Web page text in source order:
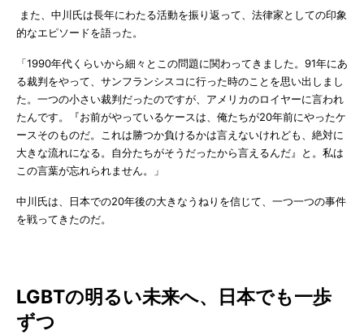
また、中川氏は長年にわたる活動を振り返って、法律家としての印象
的なエピソードを語った。
「1990年代くらいから細々とこの問題に関わってきました。91年にあ
る裁判をやって、サンフランシスコに行った時のことを思い出しまし
た。一つの小さい裁判だったのですが、アメリカのロイヤーに言われ
たんです。『お前がやっているケースは、俺たちが20年前にやったケ
ースそのものだ。これは勝つか負けるかは言えないけれども、絶対に
大きな流れになる。自分たちがそうだったから言えるんだ』と。私は
この言葉が忘れられません。」
中川氏は、日本での20年後の大きなうねりを信じて、一つ一つの事件
を戦ってきたのだ。
LGBTの明るい未来へ、日本でも一歩
ずつ